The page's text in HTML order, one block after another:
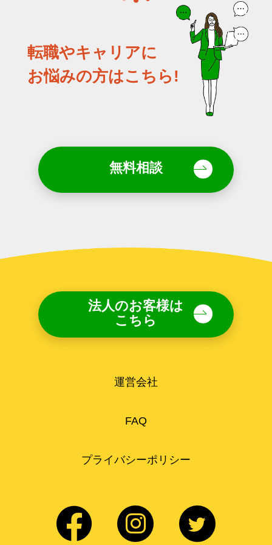
転職やキャリアに
お悩みの方はこちら!
無料相談
法人のお客様は
こちら
運営会社
FAQ
プライバシーポリシー